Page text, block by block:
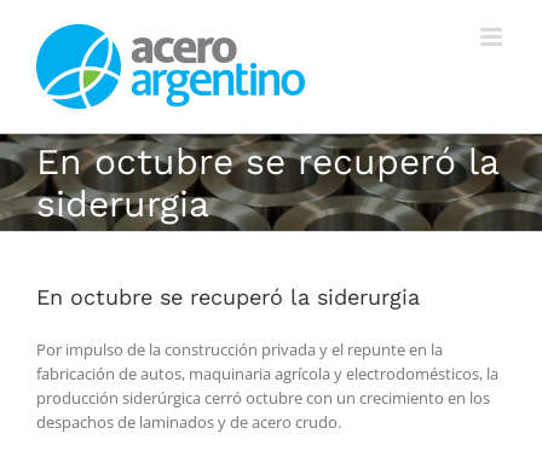
contenido
En octubre se recuperó la
siderurgia
En octubre se recuperó la siderurgia
Por impulso de la construcción privada y el repunte en la
fabricación de autos, maquinaria agrícola y electrodomésticos, la
producción siderúrgica cerró octubre con un crecimiento en los
despachos de laminados y de acero crudo.